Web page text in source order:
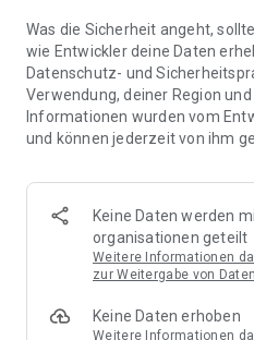
🤝 Teilen leicht gemacht: Lade
Einkauf gemeinsam.
🍳 Zutaten direkt aus
Zutaten von Rezept-Webseiten
🚀 DEINE VORTEILE IM ALLTAG
* Nie wieder doppelte Einkäufe
* Kein Chaos mehr beim
* Bessere Abstimmung mit
* Perfekt für die Essensplanung
Was die Sicherheit angeht,
wie Entwickler deine Daten
Datenschutz- und
Verwendung, deiner Region
Informationen wurden vom
und können jederzeit von ihm
Keine Daten werden
organisationen geteilt
Weitere Informationen
zur Weitergabe von
Keine Daten erhoben
Weitere Informationen